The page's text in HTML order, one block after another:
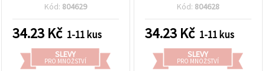
Kód: 804629
34.23 Kč 1-11 kus
SLEVY
PRO MNOŽSTVÍ
Kód: 804628
34.23 Kč 1-11 kus
SLEVY
PRO MNOŽSTVÍ